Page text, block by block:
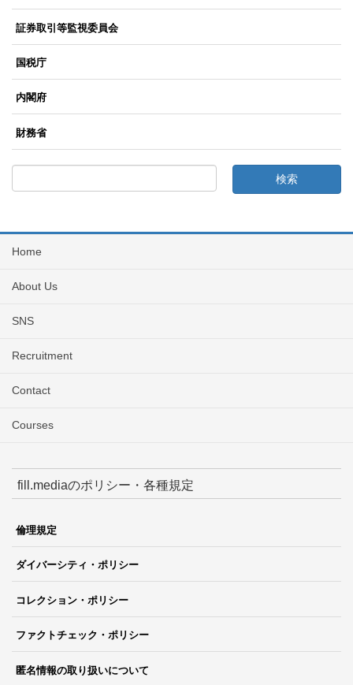
証券取引等監視委員会
国税庁
内閣府
財務省
Home
About Us
SNS
Recruitment
Contact
Courses
fill.mediaのポリシー・各種規定
倫理規定
ダイバーシティ・ポリシー
コレクション・ポリシー
ファクトチェック・ポリシー
匿名情報の取り扱いについて